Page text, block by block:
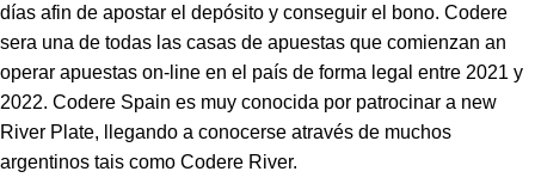
días afin de apostar el depósito y conseguir el bono. Codere
sera una de todas las casas de apuestas que comienzan an
operar apuestas on-line en el país de forma legal entre 2021 y
2022. Codere Spain es muy conocida por patrocinar a new
River Plate, llegando a conocerse através de muchos
argentinos tais como Codere River.